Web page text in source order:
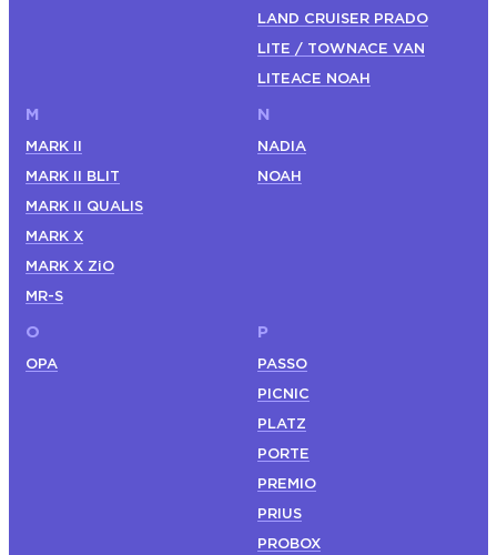
LAND CRUISER PRADO
LITE / TOWNACE VAN
LITEACE NOAH
M
MARK II
MARK II BLIT
MARK II QUALIS
MARK X
MARK X ZiO
MR-S
N
NADIA
NOAH
O
OPA
P
PASSO
PICNIC
PLATZ
PORTE
PREMIO
PRIUS
PROBOX